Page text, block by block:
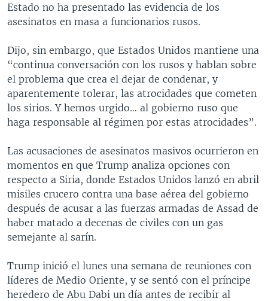
Estado no ha presentado las evidencia de los
asesinatos en masa a funcionarios rusos.
Dijo, sin embargo, que Estados Unidos mantiene una
“continua conversación con los rusos y hablan sobre
el problema que crea el dejar de condenar, y
aparentemente tolerar, las atrocidades que cometen
los sirios. Y hemos urgido… al gobierno ruso que
haga responsable al régimen por estas atrocidades”.
Las acusaciones de asesinatos masivos ocurrieron en
momentos en que Trump analiza opciones con
respecto a Siria, donde Estados Unidos lanzó en abril
misiles crucero contra una base aérea del gobierno
después de acusar a las fuerzas armadas de Assad de
haber matado a decenas de civiles con un gas
semejante al sarín.
Trump inició el lunes una semana de reuniones con
líderes de Medio Oriente, y se sentó con el príncipe
heredero de Abu Dabi un día antes de recibir al